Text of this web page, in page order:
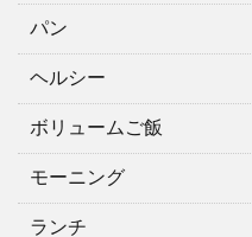
パン
ヘルシー
ボリュームご飯
モーニング
ランチ